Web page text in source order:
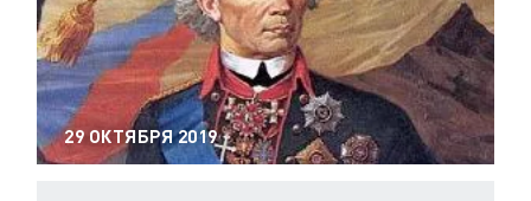
29 ОКТЯБРЯ 2019